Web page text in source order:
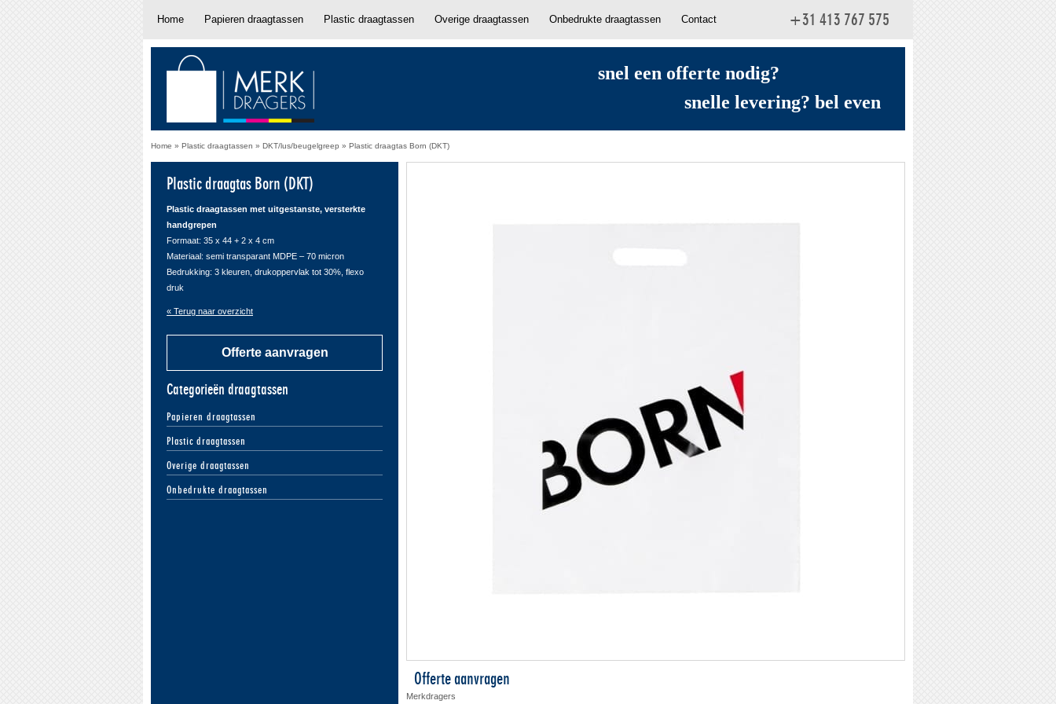
Home Papieren draagtassen Plastic draagtassen Overige draagtassen Onbedrukte draagtassen Contact +31 413 767 575
snel een offerte nodig?
snelle levering? bel even
Home » Plastic draagtassen » DKT/lus/beugelgreep » Plastic draagtas Born (DKT)
Plastic draagtas Born (DKT)
Plastic draagtassen met uitgestanste, versterkte
handgrepen
Formaat: 35 x 44 + 2 x 4 cm
Materiaal: semi transparant MDPE – 70 micron
Bedrukking: 3 kleuren, drukoppervlak tot 30%, flexo
druk
« Terug naar overzicht
Offerte aanvragen
Categorieën draagtassen
Papieren draagtassen
Plastic draagtassen
Overige draagtassen
Onbedrukte draagtassen
Offerte aanvragen
Merkdragers